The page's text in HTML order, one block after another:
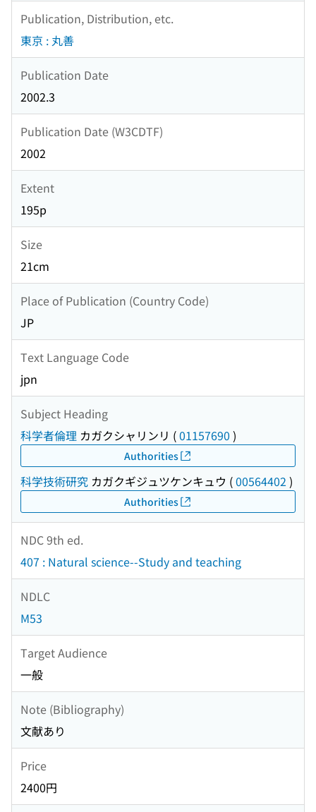
Publication, Distribution, etc.
東京 : 丸善
Publication Date
2002.3
Publication Date (W3CDTF)
2002
Extent
195p
Size
21cm
Place of Publication (Country Code)
JP
Text Language Code
jpn
Subject Heading
科学者倫理 カガクシャリンリ (01157690 )
Authorities
科学技術研究 カガクギジュツケンキュウ (00564402 )
Authorities
NDC 9th ed.
407 : Natural science--Study and teaching
NDLC
M53
Target Audience
一般
Note (Bibliography)
文献あり
Price
2400円